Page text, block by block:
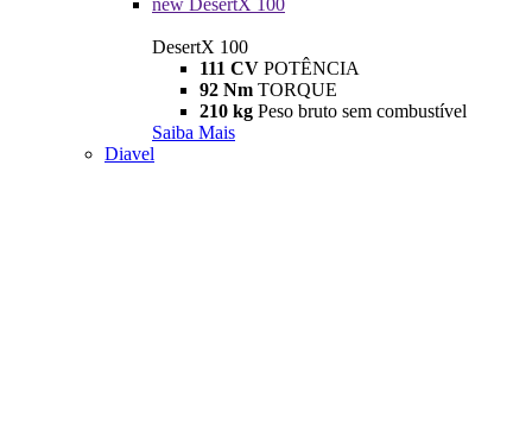
new DesertX 100
DesertX 100
111 CV POTÊNCIA
92 Nm TORQUE
210 kg Peso bruto sem combustível
Saiba Mais
Diavel